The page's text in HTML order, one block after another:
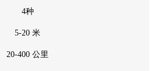
4种
5-20 米
20-400 公里